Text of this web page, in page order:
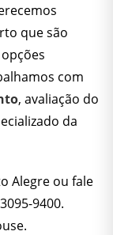
que são
com
, avaliação do
da
Alegre ou fale
9400.
.